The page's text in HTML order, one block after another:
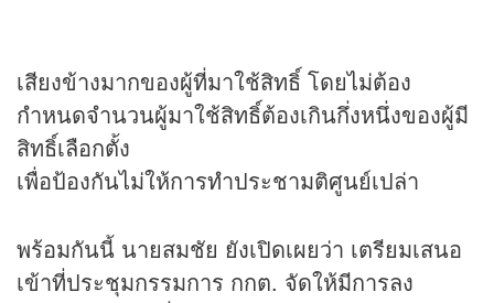
เสียงข้างมากของผู้ที่มาใช้สิทธิ์ โดยไม่ต้อง
กำหนดจำนวนผู้มาใช้สิทธิ์ต้องเกินกึ่งหนึ่งของผู้มี
สิทธิ์เลือกตั้ง
เพื่อป้องกันไม่ให้การทำประชามติศูนย์เปล่า
พร้อมกันนี้ นายสมชัย ยังเปิดเผยว่า เตรียมเสนอ
เข้าที่ประชุมกรรมการ กกต. จัดให้มีการลง